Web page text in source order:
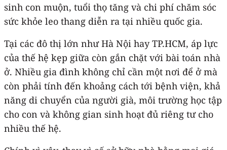
sinh con muộn, tuổi thọ tăng và chi phí chăm sóc
sức khỏe leo thang diễn ra tại nhiều quốc gia.
Tại các đô thị lớn như Hà Nội hay TP.HCM, áp lực
của thế hệ kẹp giữa còn gắn chặt với bài toán nhà
ở. Nhiều gia đình không chỉ cần một nơi để ở mà
còn phải tính đến khoảng cách tới bệnh viện, khả
năng di chuyển của người già, môi trường học tập
cho con và không gian sinh hoạt đủ riêng tư cho
nhiều thế hệ.